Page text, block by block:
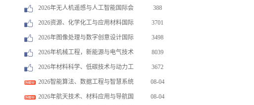
2026年无人机遥感与人工智能国际会 388
2026资源、化学化工与应用材料国际 3701
2026年图像处理与数字创意设计国际 3498
2026年机械工程，新能源与电气技术 8039
2026年材料科学、低碳技术与动力工 3672
2026智能算法、数据工程与智慧系统 08-04
2026年航天技术、材料应用与导航国 08-04